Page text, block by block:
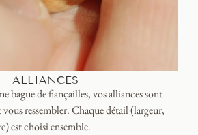
ALLIANCES
bague de fiançailles, vos alliances sont
ressembler. Chaque détail (largeur,
est choisi ensemble.